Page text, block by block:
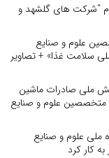
“شرکت های گلشهد و
علوم و صنایع
سلامت غذا» + تصاویر
ملی صادرات ماشین
علوم و صنایع
ملی علوم و صنایع
کار کرد